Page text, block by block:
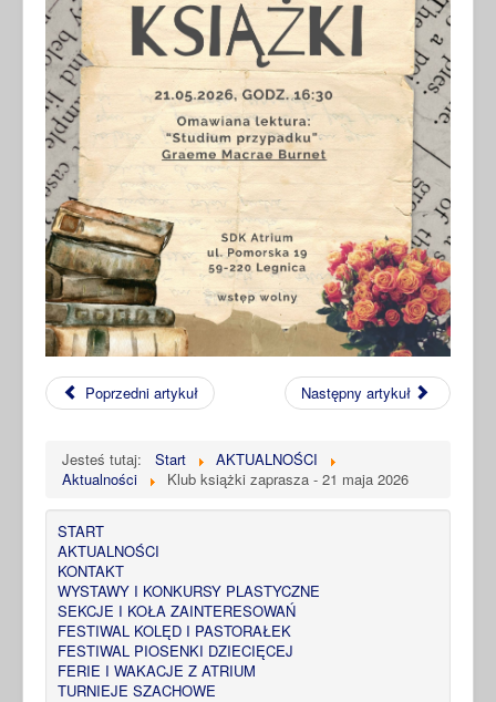
Poprzedni artykuł Następny artykuł
Jesteś tutaj: Start
AKTUALNOŚCI
Aktualności
Klub książki zaprasza - 21 maja 2026
START
AKTUALNOŚCI
KONTAKT
WYSTAWY I KONKURSY PLASTYCZNE
SEKCJE I KOŁA ZAINTERESOWAŃ
FESTIWAL KOLĘD I PASTORAŁEK
FESTIWAL PIOSENKI DZIECIĘCEJ
FERIE I WAKACJE Z ATRIUM
TURNIEJE SZACHOWE